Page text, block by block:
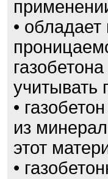
•
учитывать
•
из
этот
•